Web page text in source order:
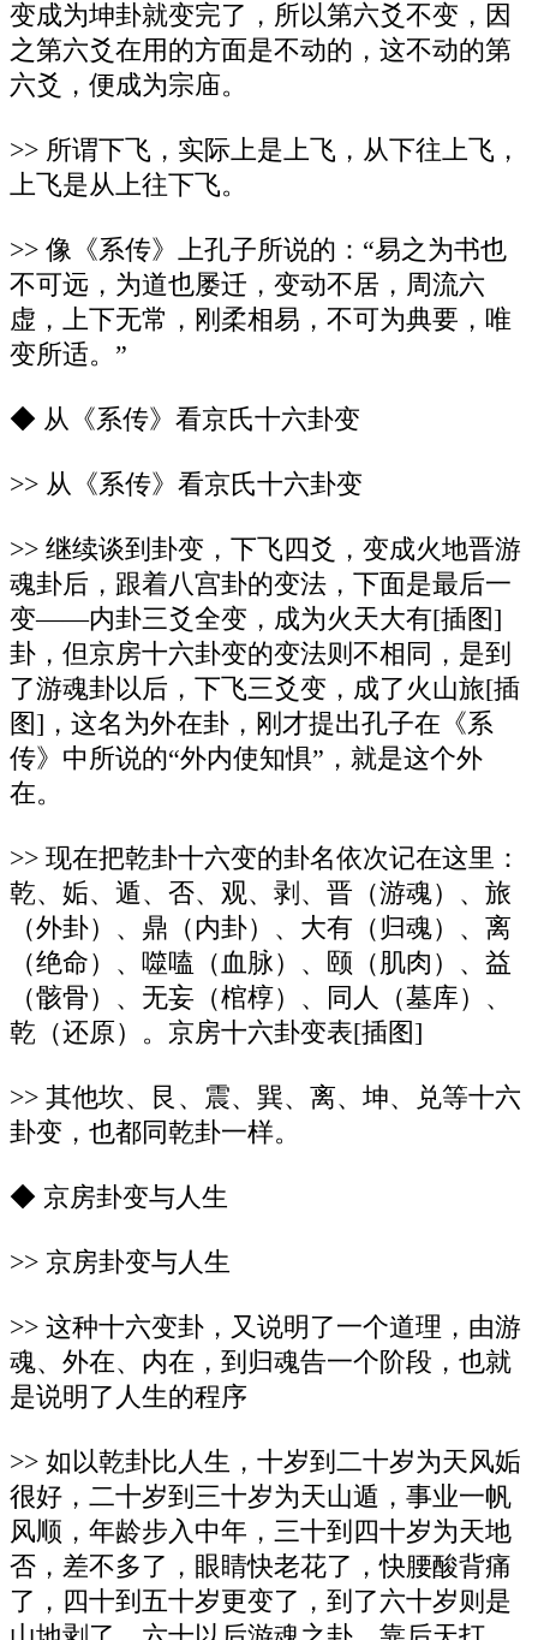
变成为坤卦就变完了，所以第六爻不变，因
之第六爻在用的方面是不动的，这不动的第
六爻，便成为宗庙。
>> 所谓下飞，实际上是上飞，从下往上飞，
上飞是从上往下飞。
>> 像《系传》上孔子所说的：“易之为书也
不可远，为道也屡迁，变动不居，周流六
虚，上下无常，刚柔相易，不可为典要，唯
变所适。”
◆ 从《系传》看京氏十六卦变
>> 从《系传》看京氏十六卦变
>> 继续谈到卦变，下飞四爻，变成火地晋游
魂卦后，跟着八宫卦的变法，下面是最后一
变——内卦三爻全变，成为火天大有[插图]
卦，但京房十六卦变的变法则不相同，是到
了游魂卦以后，下飞三爻变，成了火山旅[插
图]，这名为外在卦，刚才提出孔子在《系
传》中所说的“外内使知惧”，就是这个外
在。
>> 现在把乾卦十六变的卦名依次记在这里：
乾、姤、遁、否、观、剥、晋（游魂）、旅
（外卦）、鼎（内卦）、大有（归魂）、离
（绝命）、噬嗑（血脉）、颐（肌肉）、益
（骸骨）、无妄（棺椁）、同人（墓库）、
乾（还原）。京房十六卦变表[插图]
>> 其他坎、艮、震、巽、离、坤、兑等十六
卦变，也都同乾卦一样。
◆ 京房卦变与人生
>> 京房卦变与人生
>> 这种十六变卦，又说明了一个道理，由游
魂、外在、内在，到归魂告一个阶段，也就
是说明了人生的程序
>> 如以乾卦比人生，十岁到二十岁为天风姤
很好，二十岁到三十岁为天山遁，事业一帆
风顺，年龄步入中年，三十到四十岁为天地
否，差不多了，眼睛快老花了，快腰酸背痛
了，四十到五十岁更变了，到了六十岁则是